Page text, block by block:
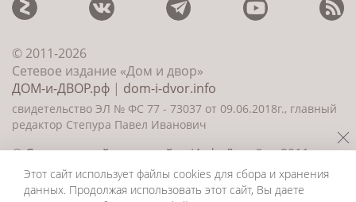
© 2011-2026
Сетевое издание «Дом и двор»
ДОМ-и-ДВОР.рф | dom-i-dvor.info
свидетельство ЭЛ № ФС 77 - 73037 от 09.06.2018г., главный
редактор Степура Павел Иванович
©Создание сайта и дизайн«ИнфоДизайн» 2011—
2026
Этот сайт использует файлы cookies для сбора и хранения
данных. Продолжая использовать этот сайт, Вы даете